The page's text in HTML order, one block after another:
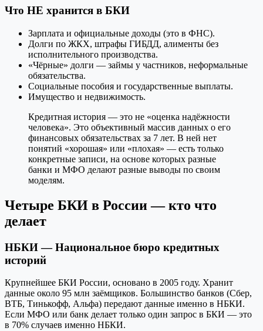
Что НЕ хранится в БКИ
Зарплата и официальные доходы (это в ФНС).
Долги по ЖКХ, штрафы ГИБДД, алименты без
исполнительного производства.
«Чёрные» долги — займы у частников, неформальные
обязательства.
Социальные пособия и государственные выплаты.
Имущество и недвижимость.
Кредитная история — это не «оценка надёжности
человека». Это объективный массив данных о его
финансовых обязательствах за 7 лет. В ней нет
понятий «хорошая» или «плохая» — есть только
конкретные записи, на основе которых разные
банки и МФО делают разные выводы по своим
моделям.
Четыре БКИ в России — кто что
делает
НБКИ — Национальное бюро кредитных
историй
Крупнейшее БКИ России, основано в 2005 году. Хранит
данные около 95 млн заёмщиков. Большинство банков (Сбер,
ВТБ, Тинькофф, Альфа) передают данные именно в НБКИ.
Если МФО или банк делает только один запрос в БКИ — это
в 70% случаев именно НБКИ.